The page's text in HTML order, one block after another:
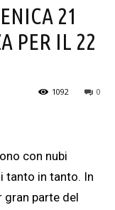
21
PER IL 22
0
1092
con nubi
tanto in tanto. In
gran parte del